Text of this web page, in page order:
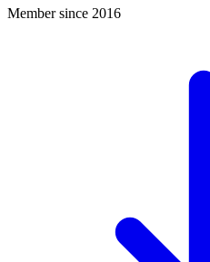
Member since 2016